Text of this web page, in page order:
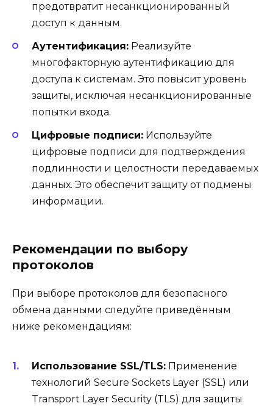
предотвратит несанкционированный
доступ к данным.
Аутентификация: Реализуйте
многофакторную аутентификацию для
доступа к системам. Это повысит уровень
защиты, исключая несанкционированные
попытки входа.
Цифровые подписи: Используйте
цифровые подписи для подтверждения
подлинности и целостности передаваемых
данных. Это обеспечит защиту от подмены
информации.
Рекомендации по выбору
протоколов
При выборе протоколов для безопасного
обмена данными следуйте приведённым
ниже рекомендациям:
Использование SSL/TLS: Применение
технологий Secure Sockets Layer (SSL) или
Transport Layer Security (TLS) для защиты